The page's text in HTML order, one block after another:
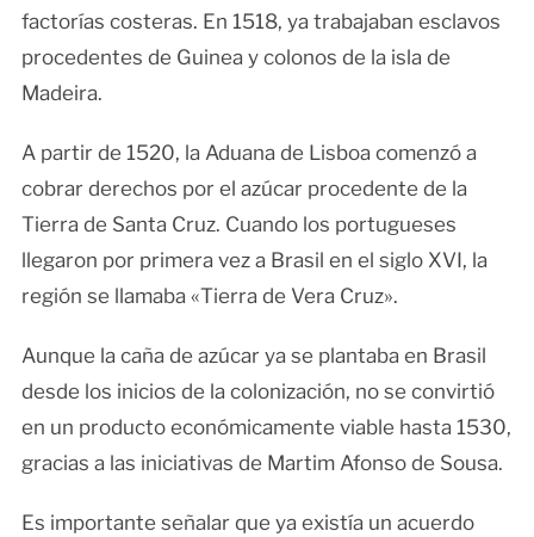
factorías costeras. En 1518, ya trabajaban esclavos
procedentes de Guinea y colonos de la isla de
Madeira.
A partir de 1520, la Aduana de Lisboa comenzó a
cobrar derechos por el azúcar procedente de la
Tierra de Santa Cruz. Cuando los portugueses
llegaron por primera vez a Brasil en el siglo XVI, la
región se llamaba «Tierra de Vera Cruz».
Aunque la caña de azúcar ya se plantaba en Brasil
desde los inicios de la colonización, no se convirtió
en un producto económicamente viable hasta 1530,
gracias a las iniciativas de Martim Afonso de Sousa.
Es importante señalar que ya existía un acuerdo